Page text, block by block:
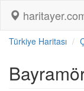
Türkiye Haritası